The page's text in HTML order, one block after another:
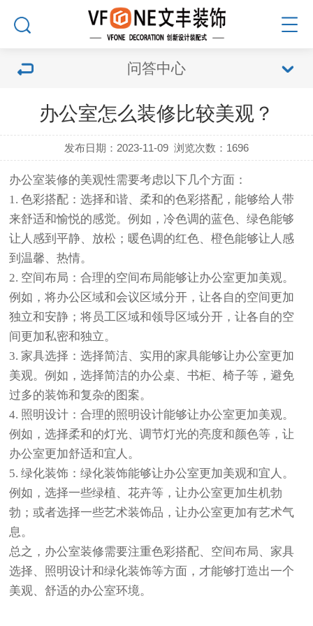
问答中心
办公室怎么装修比较美观？
发布日期：2023-11-09 浏览次数： 1696
办公室装修的美观性需要考虑以下几个方面：
1. 色彩搭配：选择和谐、柔和的色彩搭配，能够给人带
来舒适和愉悦的感觉。例如，冷色调的蓝色、绿色能够
让人感到平静、放松；暖色调的红色、橙色能够让人感
到温馨、热情。
2. 空间布局：合理的空间布局能够让办公室更加美观。
例如，将办公区域和会议区域分开，让各自的空间更加
独立和安静；将员工区域和领导区域分开，让各自的空
间更加私密和独立。
3. 家具选择：选择简洁、实用的家具能够让办公室更加
美观。例如，选择简洁的办公桌、书柜、椅子等，避免
过多的装饰和复杂的图案。
4. 照明设计：合理的照明设计能够让办公室更加美观。
例如，选择柔和的灯光、调节灯光的亮度和颜色等，让
办公室更加舒适和宜人。
5. 绿化装饰：绿化装饰能够让办公室更加美观和宜人。
例如，选择一些绿植、花卉等，让办公室更加生机勃
勃；或者选择一些艺术装饰品，让办公室更加有艺术气
息。
总之，办公室装修需要注重色彩搭配、空间布局、家具
选择、照明设计和绿化装饰等方面，才能够打造出一个
美观、舒适的办公室环境。